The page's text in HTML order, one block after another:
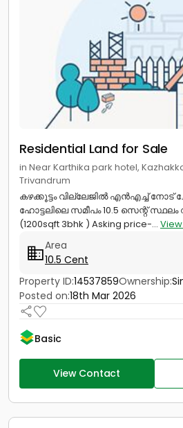
Residential Land for Sale
in Near Karthika park hotel,
Trivandrum
കഴക്കൂട്ടം വില്ലേജിൽ എൻഎച്ച് നോട്
ഹോട്ടലിലെ സമീപം 10.5 സെന്റ് സ്ഥലം
(1200sqft 3bhk ) Asking price-...
Area
10.5 Cent
Property ID:14537859Ownership:
Posted on:18th Mar 2026
Basic
View Contact